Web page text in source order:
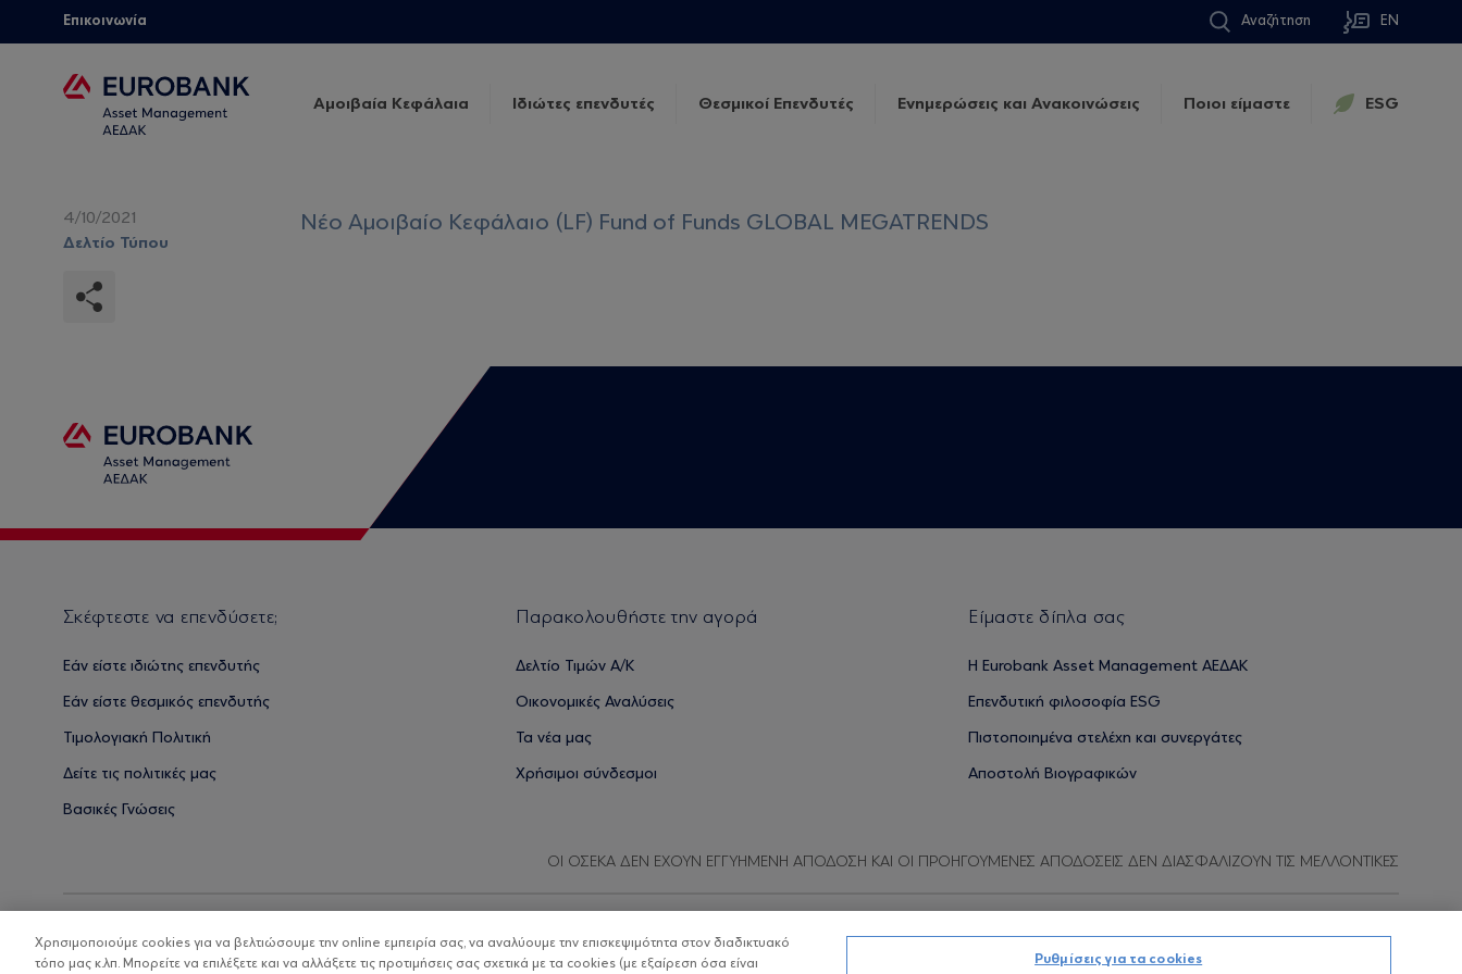
Επικοινωνία Αναζήτηση EN
Αμοιβαία Κεφάλαια Ιδιώτες επενδυτές Θεσμικοί Επενδυτές Ενημερώσεις και Ανακοινώσεις Ποιοι είμαστε ESG
4/10/2021
Δελτίο Τύπου
Νέο Αμοιβαίο Κεφάλαιο (LF) Fund of Funds GLOBAL MEGATRENDS
Σκέφτεστε να επενδύσετε;
Εάν είστε ιδιώτης επενδυτής
Εάν είστε θεσμικός επενδυτής
Τιμολογιακή Πολιτική
Δείτε τις πολιτικές μας
Βασικές Γνώσεις
Παρακολουθήστε την αγορά
Δελτίο Τιμών Α/Κ
Οικονομικές Αναλύσεις
Τα νέα μας
Χρήσιμοι σύνδεσμοι
Είμαστε δίπλα σας
H Eurobank Asset Management ΑΕΔΑΚ
Επενδυτική φιλοσοφία ESG
Πιστοποιημένα στελέχη και συνεργάτες
Αποστολή Βιογραφικών
ΟΙ ΟΣΕΚΑ ΔΕΝ ΕΧΟΥΝ ΕΓΓΥΗΜΕΝΗ ΑΠΟΔΟΣΗ ΚΑΙ ΟΙ ΠΡΟΗΓΟΥΜΕΝΕΣ ΑΠΟΔΟΣΕΙΣ ΔΕΝ ΔΙΑΣΦΑΛΙΖΟΥΝ ΤΙΣ ΜΕΛΛΟΝΤΙΚΕΣ
Copyright © Eurobank ΑΕΔΑΚ
Χρησιμοποιούμε cookies για να βελτιώσουμε την online εμπειρία σας, να αναλύουμε την επισκεψιμότητα στον διαδικτυακό
τόπο μας κ.λπ. Μπορείτε να επιλέξετε και να αλλάξετε τις προτιμήσεις σας σχετικά με τα cookies (με εξαίρεση όσα είναι
Ρυθμίσεις για τα cookies